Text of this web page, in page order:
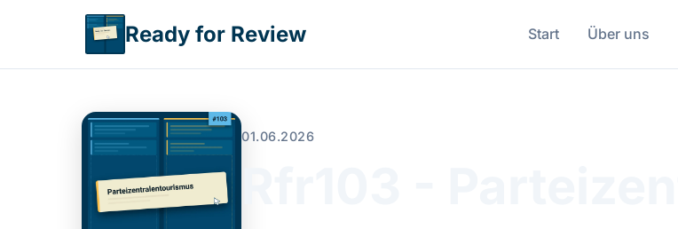
Direkt zum Inhalt
Ready for Review Start Über uns
01.06.2026